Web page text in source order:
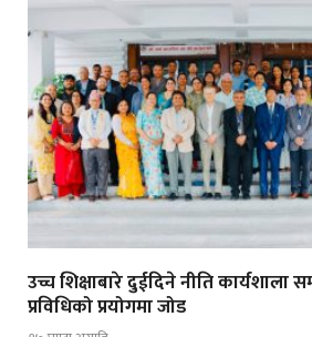
उच्च शिक्षाबारे दुईदिने नीति कार्यशाला
प्रविधिको प्रयोगमा जोड